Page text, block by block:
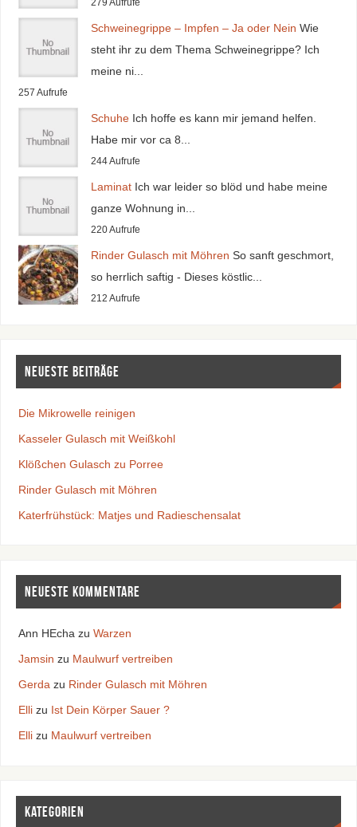
279 Aufrufe
Schweinegrippe – Impfen – Ja oder Nein Wie
steht ihr zu dem Thema Schweinegrippe? Ich
meine ni...
257 Aufrufe
Schuhe Ich hoffe es kann mir jemand helfen.
Habe mir vor ca 8...
244 Aufrufe
Laminat Ich war leider so blöd und habe meine
ganze Wohnung in...
220 Aufrufe
Rinder Gulasch mit Möhren So sanft geschmort,
so herrlich saftig - Dieses köstlic...
212 Aufrufe
Neueste Beiträge
Die Mikrowelle reinigen
Kasseler Gulasch mit Weißkohl
Klößchen Gulasch zu Porree
Rinder Gulasch mit Möhren
Katerfrühstück: Matjes und Radieschensalat
Neueste Kommentare
Ann HEcha zu Warzen
Jamsin zu Maulwurf vertreiben
Gerda zu Rinder Gulasch mit Möhren
Ellizu Ist Dein Körper Sauer ?
Ellizu Maulwurf vertreiben
Kategorien